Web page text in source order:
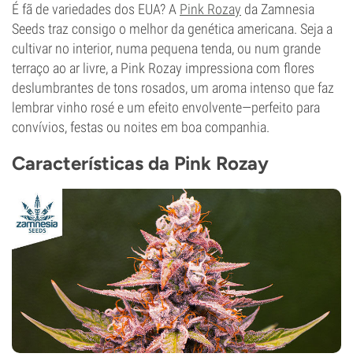
É fã de variedades dos EUA? A Pink Rozay da Zamnesia
Seeds traz consigo o melhor da genética americana. Seja a
cultivar no interior, numa pequena tenda, ou num grande
terraço ao ar livre, a Pink Rozay impressiona com flores
deslumbrantes de tons rosados, um aroma intenso que faz
lembrar vinho rosé e um efeito envolvente—perfeito para
convívios, festas ou noites em boa companhia.
Características da Pink Rozay